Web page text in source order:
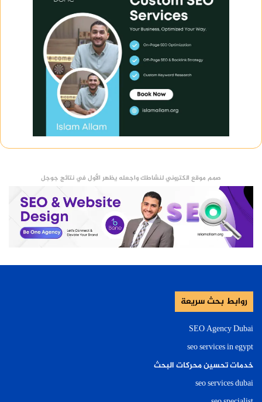
صمم موقع الكتروني لنشاطك واجعله يظهر الأول في نتائج جوجل
روابط بحث سريعة
SEO Agency Dubai
seo services in egypt
خدمات تحسين محركات البحث
seo services dubai